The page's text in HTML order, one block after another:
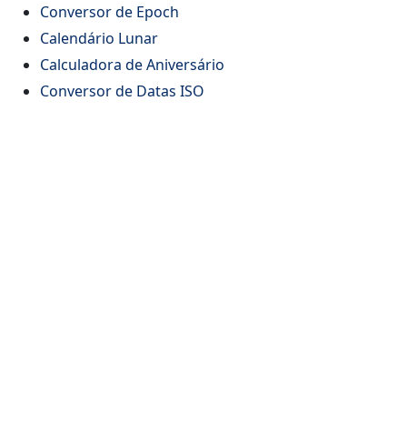
Conversor de Epoch
Calendário Lunar
Calculadora de Aniversário
Conversor de Datas ISO